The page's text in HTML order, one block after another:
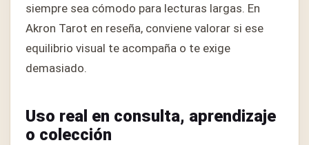
siempre sea cómodo para lecturas largas. En
Akron Tarot en reseña, conviene valorar si ese
equilibrio visual te acompaña o te exige
demasiado.
Uso real en consulta, aprendizaje
o colección